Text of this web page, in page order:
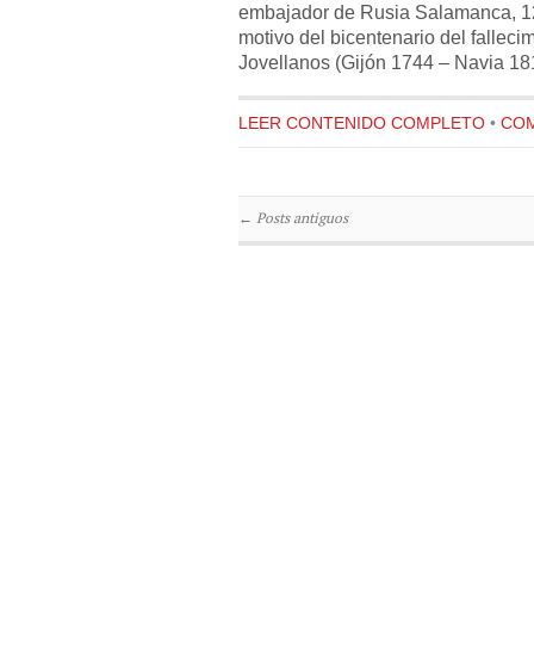
embajador de Rusia Salamanca,
motivo del bicentenario del
Jovellanos (Gijón 1744 – Navia
LEER CONTENIDO COMPLETO •
← Posts antiguos